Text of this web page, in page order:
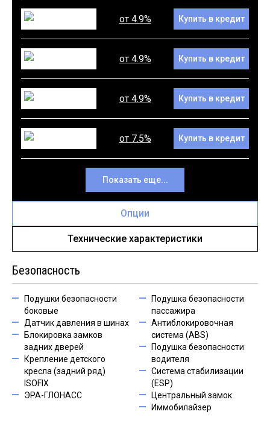
от 4.9% Купить в кредит
от 4.9% Купить в кредит
от 4.9% Купить в кредит
от 7.5% Купить в кредит
Показать еще...
Опции
Технические характеристики
Безопасность
Подушки безопасности
боковые
Датчик давления в шинах
Блокировка замков
задних дверей
Крепление детского
кресла (задний ряд)
ISOFIX
ЭРА-ГЛОНАСС
Подушка безопасности
пассажира
Антиблокировочная
система (ABS)
Подушка безопасности
водителя
Система стабилизации
(ESP)
Центральный замок
Иммобилайзер